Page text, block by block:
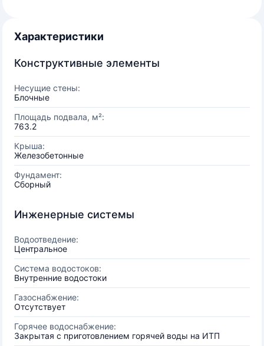
Характеристики
Конструктивные элементы
Несущие стены:
Блочные
Площадь подвала, м²:
763.2
Крыша:
Железобетонные
Фундамент:
Сборный
Инженерные системы
Водоотведение:
Центральное
Система водостоков:
Внутренние водостоки
Газоснабжение:
Отсутствует
Горячее водоснабжение:
Закрытая с приготовлением горячей воды на ИТП